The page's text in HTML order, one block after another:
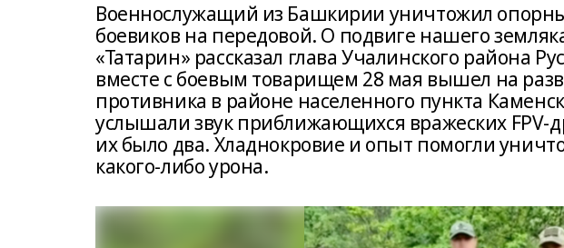
Военнослужащий из Башкирии уничтожил
боевиков на передовой. О подвиге нашего
«Татарин» рассказал глава Учалинского района
вместе с боевым товарищем 28 мая вышел на
противника в районе населенного пункта
услышали звук приближающихся вражеских FPV-
их было два. Хладнокровие и опыт помогли
какого-либо урона.